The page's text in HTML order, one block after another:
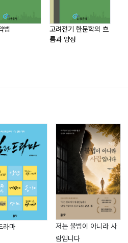
Steel Wheeled Tandem
Tired roller)
법
고려전기 한문학의 흐
름과 양성
라마
저는 불법이 아니라 사
람입니다